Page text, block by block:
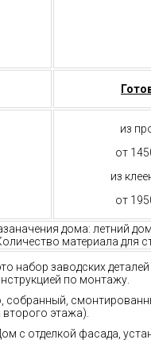
из
от
из
от
дома: летний
материала для
набор заводских
по монтажу.
собранный,
этажа).
с отделкой фасада,